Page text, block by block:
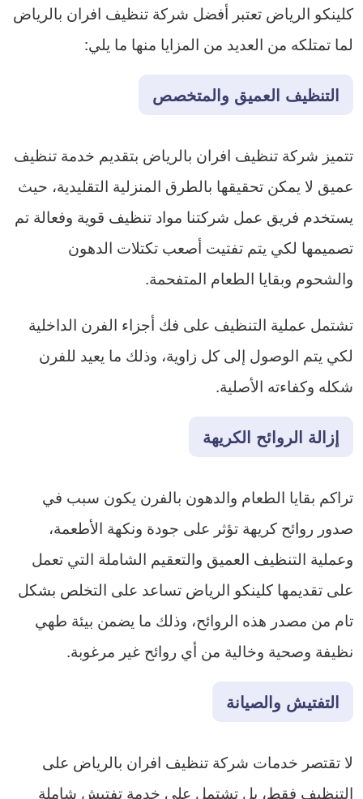
كلينكو الرياض تعتبر أفضل شركة تنظيف افران بالرياض
لما تمتلكه من العديد من المزايا منها ما يلي:
التنظيف العميق والمتخصص
تتميز شركة تنظيف افران بالرياض بتقديم خدمة تنظيف
عميق لا يمكن تحقيقها بالطرق المنزلية التقليدية، حيث
يستخدم فريق عمل شركتنا مواد تنظيف قوية وفعالة تم
تصميمها لكي يتم تفتيت أصعب تكتلات الدهون
والشحوم وبقايا الطعام المتفحمة.
تشتمل عملية التنظيف على فك أجزاء الفرن الداخلية
لكي يتم الوصول إلى كل زاوية، وذلك ما يعيد للفرن
شكله وكفاءته الأصلية.
إزالة الروائح الكريهة
تراكم بقايا الطعام والدهون بالفرن يكون سبب في
صدور روائح كريهة تؤثر على جودة ونكهة الأطعمة،
وعملية التنظيف العميق والتعقيم الشاملة التي تعمل
على تقديمها كلينكو الرياض تساعد على التخلص بشكل
تام من مصدر هذه الروائح، وذلك ما يضمن بيئة طهي
نظيفة وصحية وخالية من أي روائح غير مرغوبة.
التفتيش والصيانة
لا تقتصر خدمات شركة تنظيف افران بالرياض على
التنظيف فقط، بل تشتمل على خدمة تفتيش شاملة